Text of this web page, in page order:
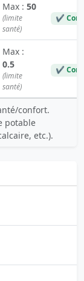
Max : 50
(limite
santé)
✔
Max :
0.5
(limite
santé)
✔
confort.
potable
etc.).